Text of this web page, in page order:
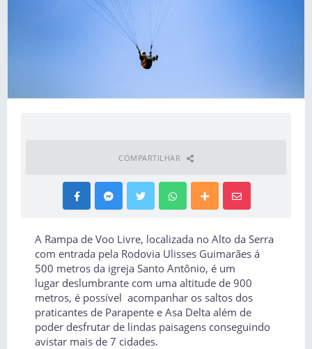
COMPARTILHAR
A Rampa de Voo Livre, localizada no Alto da Serra
com entrada pela Rodovia Ulisses Guimarães á
500 metros da igreja Santo Antônio, é um
lugar deslumbrante com uma altitude de 900
metros, é possível acompanhar os saltos dos
praticantes de Parapente e Asa Delta além de
poder desfrutar de lindas paisagens conseguindo
avistar mais de 7 cidades.